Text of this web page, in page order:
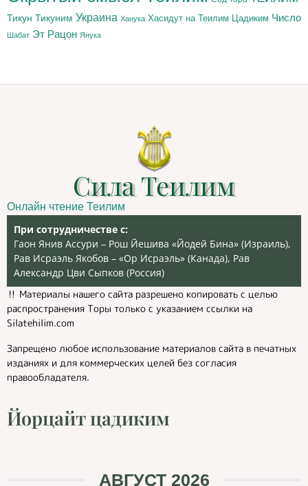
Тикун Тикуним Украина Ханука Хасидут на Теилим Цадиким Число
Шабат Эт Рацон Янука
Сила Теилим
Онлайн чтение Теилим
При сотрудничестве с:
Гаон Янив Ассури – Рош Йешива «Йодей Бина» (Израиль),
Рав Исраэль Якобов – «Ор Исраэль» (Канада), Рав
Александр Цви Сыпков (Россия)
‼️ Материалы нашего сайта разрешено копировать с целью
распространения Торы только с указанием ссылки на
Silatehilim.com
Запрещено любое использование материалов сайта в печатных
изданиях и для коммерческих целей без согласия
правообладателя.
Йорцайт цадиким
АВГУСТ 2026